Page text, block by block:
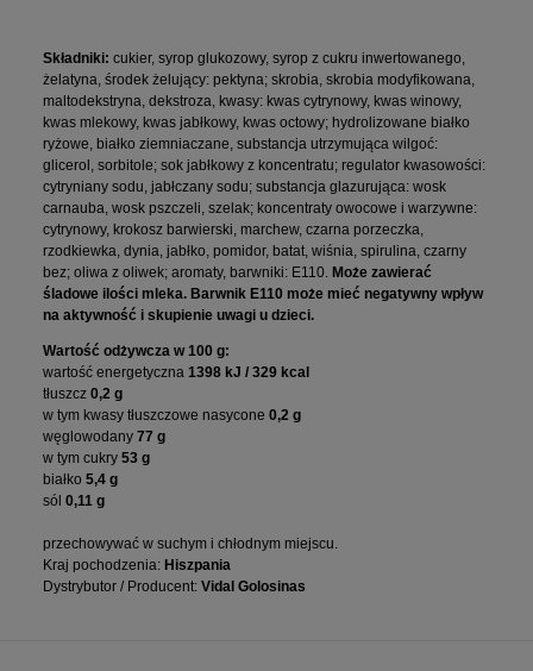
Składniki: cukier, syrop glukozowy, syrop z cukru inwertowanego,
żelatyna, środek żelujący: pektyna; skrobia, skrobia modyfikowana,
maltodekstryna, dekstroza, kwasy: kwas cytrynowy, kwas winowy,
kwas mlekowy, kwas jabłkowy, kwas octowy; hydrolizowane białko
ryżowe, białko ziemniaczane, substancja utrzymująca wilgoć:
glicerol, sorbitole; sok jabłkowy z koncentratu; regulator kwasowości:
cytryniany sodu, jabłczany sodu; substancja glazurująca: wosk
carnauba, wosk pszczeli, szelak; koncentraty owocowe i warzywne:
cytrynowy, krokosz barwierski, marchew, czarna porzeczka,
rzodkiewka, dynia, jabłko, pomidor, batat, wiśnia, spirulina, czarny
bez; oliwa z oliwek; aromaty, barwniki: E110. Może zawierać
śladowe ilości mleka. Barwnik E110 może mieć negatywny wpływ
na aktywność i skupienie uwagi u dzieci.
Wartość odżywcza w 100 g:
wartość energetyczna 1398 kJ / 329 kcal
tłuszcz 0,2 g
w tym kwasy tłuszczowe nasycone 0,2 g
węglowodany 77 g
w tym cukry 53 g
białko 5,4 g
sól 0,11 g
przechowywać w suchym i chłodnym miejscu.
Kraj pochodzenia: Hiszpania
Dystrybutor / Producent: Vidal Golosinas